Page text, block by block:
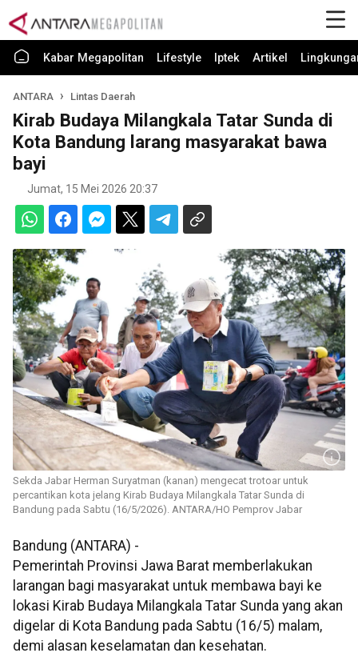
Kabar Megapolitan Lifestyle Iptek Artikel
ANTARA Lintas Daerah
Kirab Budaya Milangkala Tatar Sunda di
Kota Bandung larang masyarakat bawa
bayi
Jumat, 15 Mei 2026 20:37
Sekda Jabar Herman Suryatman (kanan) mengecat trotoar untuk
percantikan kota jelang Kirab Budaya Milangkala Tatar Sunda di
Bandung pada Sabtu (16/5/2026). ANTARA/HO Pemprov Jabar
Bandung (ANTARA) -
Pemerintah Provinsi Jawa Barat memberlakukan
larangan bagi masyarakat untuk membawa bayi ke
lokasi Kirab Budaya Milangkala Tatar Sunda yang akan
digelar di Kota Bandung pada Sabtu (16/5) malam,
demi alasan keselamatan dan kesehatan.